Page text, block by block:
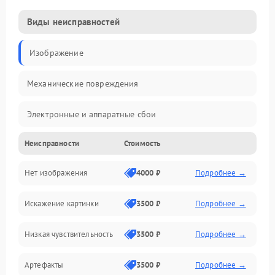
Виды неисправностей
Изображение
Механические повреждения
Электронные и аппаратные сбои
Неисправности сенсора и оптики
Программные ошибки
Электропитание
Измерения
Матрица
Неисправности Стоимость
Нет изображения 4000 ₽ Подробнее →
Искажение картинки 3500 ₽ Подробнее →
Низкая чувствительность 3500 ₽ Подробнее →
Артефакты 3500 ₽ Подробнее →